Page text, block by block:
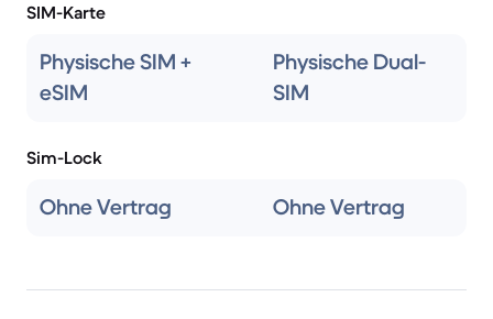
SIM-Karte
Physische SIM +
eSIM
Physische Dual-
SIM
Sim-Lock
Ohne Vertrag Ohne Vertrag